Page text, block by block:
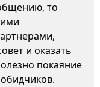
то
и оказать
покаяние